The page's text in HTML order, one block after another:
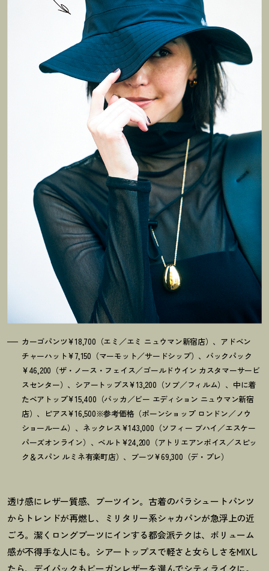
カーゴパンツ¥18,700（エミ／エミ ニュウマン新宿店）、アドベン
チャーハット¥7,150（マーモット／サードシップ）、バックパック
¥46,200（ザ・ノース・フェイス／ゴールドウイン カスタマーサービ
スセンター）、シアートップス¥13,200（ソブ／フィルム）、中に着
たベアトップ¥15,400（バッカ／ビー エディション ニュウマン新宿
店）、ピアス¥16,500※参考価格（ポーンショップ ロンドン／ノウ
ショールーム）、ネックレス¥143,000（ソフィー ブハイ／エスケー
パーズオンライン）、ベルト¥24,200（アトリエアンボイス／スピッ
ク＆スパン ルミネ有楽町店）、ブーツ¥69,300（デ・プレ）
透け感にレザー質感、ブーツイン。古着のパラシュートパンツ
からトレンドが再燃し、ミリタリー系シャカパンが急浮上の近
ごろ。潔くロングブーツにインする都会派テクは、ボリューム
感が不得手な人にも。シアートップスで軽さと女らしさをMIXし
たら、デイパックもビーガンレザーを選んでシティライクに。